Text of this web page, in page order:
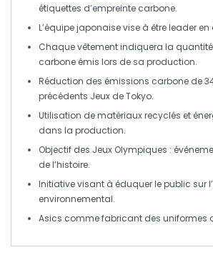
étiquettes d’empreinte carbone.
L’équipe japonaise vise à êtreleader en
Chaque vêtement indiquera la
carbone émis lors de sa production.
Réduction des émissions carbone de
précédents Jeux de Tokyo.
Utilisation dematériaux recyclés et
dans la production.
Objectif des Jeux Olympiques :
de l’histoire.
Initiative visant à éduquerle public sur
environnemental.
Asics comme fabricant des uniformes